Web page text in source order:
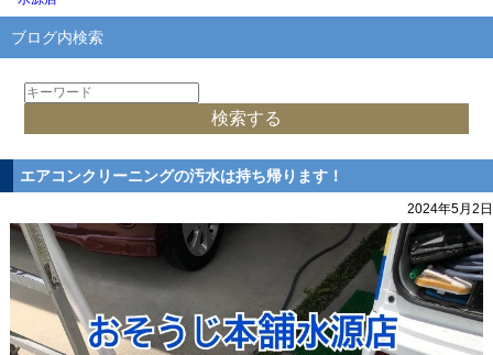
ブログ内検索
エアコンクリーニングの汚水は持ち帰ります！
2024年5月2日